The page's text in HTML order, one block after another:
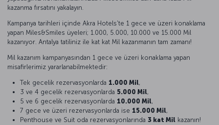
kazanma fırsatını yakalayın.
Kampanya tarihleri içinde Akra Hotels'te 1 gece ve üzeri konaklama
yapan Miles&Smiles üyeleri; 1.000, 5.000, 10.000 ve 15.000 Mil
kazanıyor. Antalya tatiliniz ile kat kat Mil kazanmanın tam zamanı!
Mil kazanım kampanyasından 1 gece ve üzeri konaklama yapan
misafirlerimiz yararlanabilmektedir:
Tek gecelik rezervasyonlarda 1.000 Mil,
3 ve 4 gecelik rezervasyonlarda 5.000 Mil,
5 ve 6 gecelik rezervasyonlarda 10.000 Mil,
7 gece ve üzeri rezervasyonlarda ise 15.000 Mil,
Penthouse ve Suit oda rezervasyonlarında 3 kat Mil kazanın!